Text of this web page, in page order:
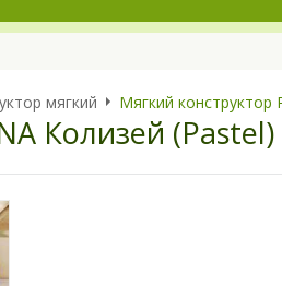
мягкий Мягкий конструктор
Колизей (Pastel)